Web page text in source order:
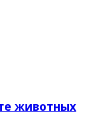
животных